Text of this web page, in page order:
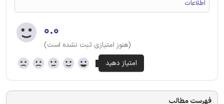
اطلاعات
۰.۰
(هنوز امتیازی ثبت نشده است)
فهرست مطالب